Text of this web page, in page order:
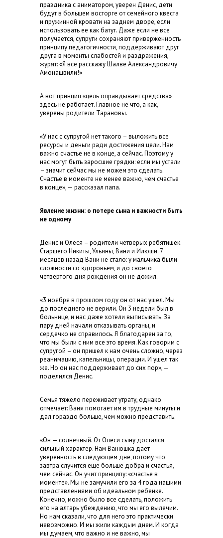
праздника с аниматором, уверен Денис, дети
будут в большем восторге от семейного квеста
и пружинной кровати на заднем дворе, если
использовать ее как батут. Даже если не все
получается, супруги сохраняют приверженность
принципу педагогичности, поддерживают друг
друга в моменты слабостей и раздражения,
журят: «Я все расскажу Шалве Александровичу
Амонашвили!»
А вот принцип «цель оправдывает средства»
здесь не работает. Главное не что, а как,
уверены родители Тарановы.
«У нас с супругой нет такого – выложить все
ресурсы и деньги ради достижения цели. Нам
важно счастье не в конце, а сейчас. Поэтому у
нас могут быть заросшие грядки: если мы устали
– значит сейчас мы не можем это сделать.
Счастье в моменте не менее важно, чем счастье
в конце», — рассказал папа.
Явление жизни: о потере сына и важности быть
не одному
Денис и Олеся – родители четверых ребятишек.
Старшего Никиты, Ульяны, Вани и Илюши. 7
месяцев назад Вани не стало: у мальчика были
сложности со здоровьем, и до своего
четвертого дня рождения он не дожил.
«3 ноября в прошлом году он от нас ушел. Мы
до последнего не верили. Он 3 недели был в
больнице, и нас даже хотели выписывать. За
пару дней начали отказывать органы, и
сердечко не справилось. Я благодарен за то,
что мы были с ним все это время. Как говорим с
супругой – он пришел к нам очень сложно, через
реанимацию, капельницы, операции. И ушел так
же. Но он нас поддерживает до сих пор», —
поделился Денис.
Семья тяжело переживает утрату, однако
отмечает: Ваня помогает им в трудные минуты и
дал гораздо больше, чем можно представить.
«Он — солнечный. От Олеси сыну достался
сильный характер. Нам Ванюшка дает
уверенность в следующем дне, потому что
завтра случится еще больше добра и счастья,
чем сейчас. Он учит принципу: «счастье в
моменте». Мы не замучили его за 4 года нашими
представлениями об идеальном ребенке.
Конечно, можно было все сделать, положить
его на алтарь убеждению, что мы его вылечим.
Но нам сказали, что для него это практически
невозможно. И мы жили каждым днем. И когда
мы думаем, что важно и не важно, мы